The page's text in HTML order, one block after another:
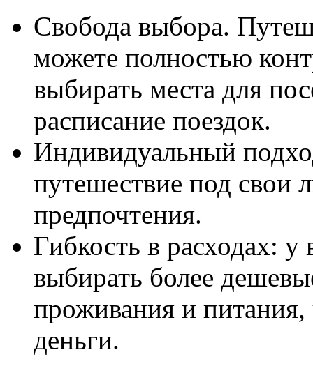
Свобода выбора.
можете полностью
выбирать места для
расписание поездок.
Индивидуальный
путешествие под свои
предпочтения.
Гибкость в расходах: у
выбирать более
проживания и
деньги.